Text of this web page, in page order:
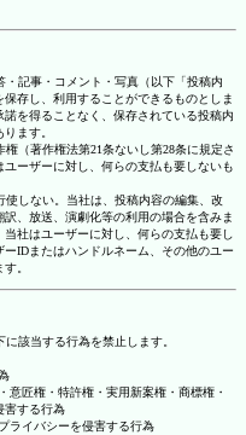
記事・コメント・写真（以下「投稿内
存し、利用することができるものとしま
を得ることなく、保存されている投稿内
ます。
（著作権法第21条ないし第28条に規定さ
ーザーに対し、何らの支払も要しないも
しない。当社は、投稿内容の編集、改
、放送、演劇化等の利用の場合を含みま
社はユーザーに対し、何らの支払も要し
IDまたはハンドルネーム、その他のユー
。
該当する行為を禁止します。
意匠権・特許権・実用新案権・商標権・
害する行為
ライバシーを侵害する行為